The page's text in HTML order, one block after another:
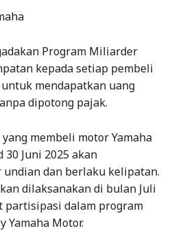
Program Miliarder
kepada setiap pembeli
mendapatkan uang
dipotong pajak.
membeli motor Yamaha
Juni 2025 akan
undian dan berlaku kelipatan.
dilaksanakan di bulan Juli
partisipasi dalam program
Yamaha Motor.